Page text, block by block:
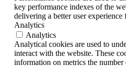
key performance indexes of the
delivering a better user experience
Analytics
Analytics
Analytical cookies are used to
interact with the website. These
information on metrics the